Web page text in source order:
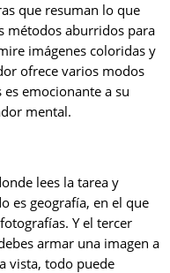
que resuman lo que
métodos aburridos para
imágenes coloridas y
ofrece varios modos
emocionante a su
mental.
lees la tarea y
es geografía, en el que
Y el tercer
armar una imagen a
vista, todo puede